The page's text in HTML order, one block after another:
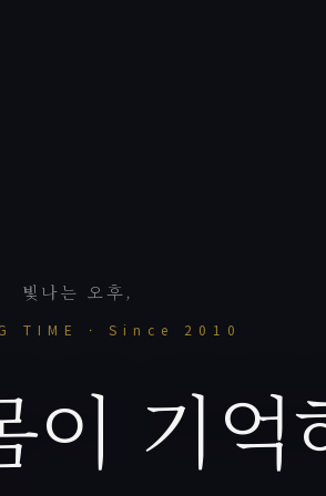
빛나는 오후,
TIME · Since 2010
이 기억